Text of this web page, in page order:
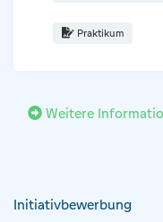
Praktikum
Weitere
Initiativbewerbung